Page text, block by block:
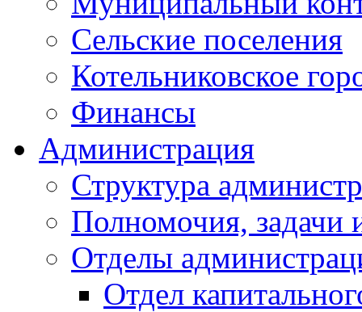
Сельские поселения
Котельниковское
Финансы
Администрация
Структура
Полномочия, задачи
Отделы
Отдел